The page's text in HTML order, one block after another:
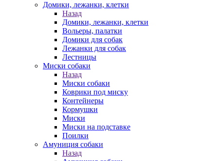
Домики, лежанки, клетки
Назад
Домики, лежанки, клетки
Вольеры, палатки
Домики для собак
Лежанки для собак
Лестницы
Миски собаки
Назад
Миски собаки
Коврики под миску
Контейнеры
Кормушки
Миски
Миски на подставке
Поилки
Амуниция собаки
Назад